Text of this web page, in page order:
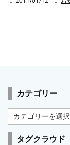
カテゴリー
テ
ゴ タグクラウド